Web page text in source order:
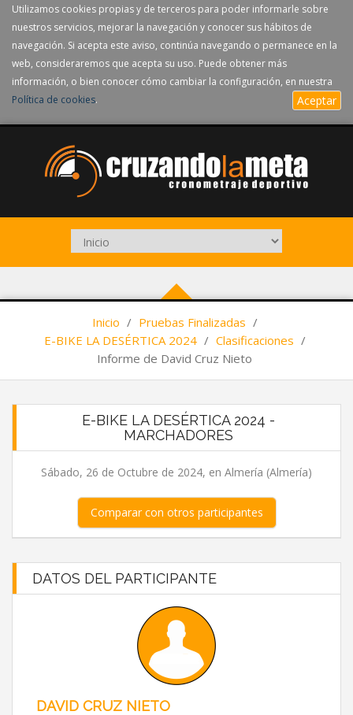
Utilizamos cookies propias y de terceros para poder informarle sobre
nuestros servicios, mejorar la navegación y conocer sus hábitos de
navegación. Si acepta este aviso, continúa navegando o permanece en la
web, consideraremos que acepta su uso. Puede obtener más
información, o bien conocer cómo cambiar la configuración, en nuestra
Política de cookies. Aceptar
Inicio / Pruebas Finalizadas /
E-BIKE LA DESÉRTICA 2024 / Clasificaciones /
Informe de David Cruz Nieto
E-BIKE LA DESÉRTICA 2024 -
MARCHADORES
Sábado, 26 de Octubre de 2024, en Almería (Almería)
Comparar con otros participantes
DATOS DEL PARTICIPANTE
DAVID CRUZ NIETO